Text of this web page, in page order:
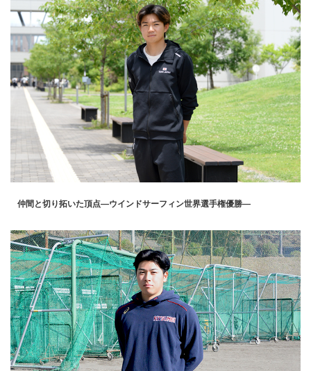
仲間と切り拓いた頂点―ウインドサーフィン世界選手権優勝―